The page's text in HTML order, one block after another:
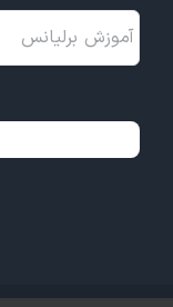
دسته
مطالب